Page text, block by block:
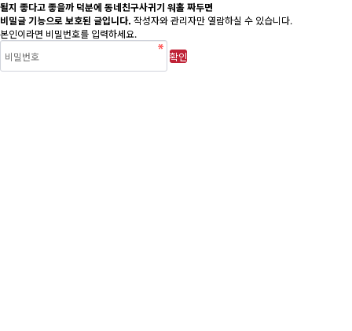
될지 좋다고 좋을까 덕분에 동네친구사귀기 워홀 짜두면
비밀글 기능으로 보호된 글입니다. 작성자와 관리자만 열람하실 수 있습니다.
본인이라면 비밀번호를 입력하세요.